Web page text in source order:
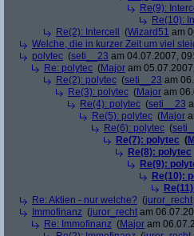
Re(9):
Re(10):
Re(2): Intercell
(Wizard51 am
Welche, die in kurzer Zeit um viel
polytec (seti__23 am 04.07.2007,
Re: polytec (Major am
Re(2): polytec (seti__23 am
Re(3): polytec (Major am
Re(4): polytec (seti__23
Re(5): polytec (Major
Re(6): polytec (
Re(7): polytec (
Re(8): polytec
Re(9):
Re(10):
Re: Aktien - nur welche? (juror_recht
Immofinanz (juror_recht am
Re: Immofinanz (Major am